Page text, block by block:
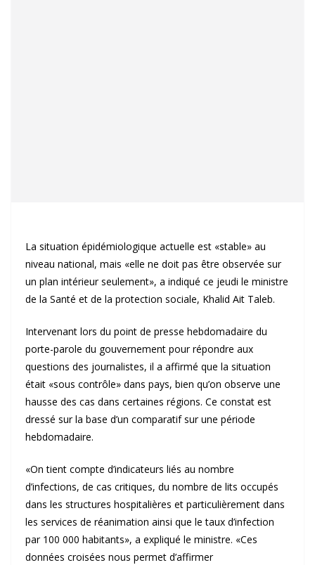
La situation épidémiologique actuelle est «stable» au
niveau national, mais «elle ne doit pas être observée sur
un plan intérieur seulement», a indiqué ce jeudi le ministre
de la Santé et de la protection sociale, Khalid Ait Taleb.
Intervenant lors du point de presse hebdomadaire du
porte-parole du gouvernement pour répondre aux
questions des journalistes, il a affirmé que la situation
était «sous contrôle» dans pays, bien qu’on observe une
hausse des cas dans certaines régions. Ce constat est
dressé sur la base d’un comparatif sur une période
hebdomadaire.
«On tient compte d’indicateurs liés au nombre
d’infections, de cas critiques, du nombre de lits occupés
dans les structures hospitalières et particulièrement dans
les services de réanimation ainsi que le taux d’infection
par 100 000 habitants», a expliqué le ministre. «Ces
données croisées nous permet d’affirmer